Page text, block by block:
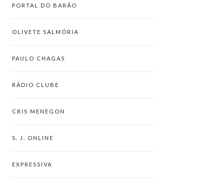
PORTAL DO BARÃO
OLIVETE SALMÓRIA
PAULO CHAGAS
RÁDIO CLUBE
CRIS MENEGON
S. J. ONLINE
EXPRESSIVA